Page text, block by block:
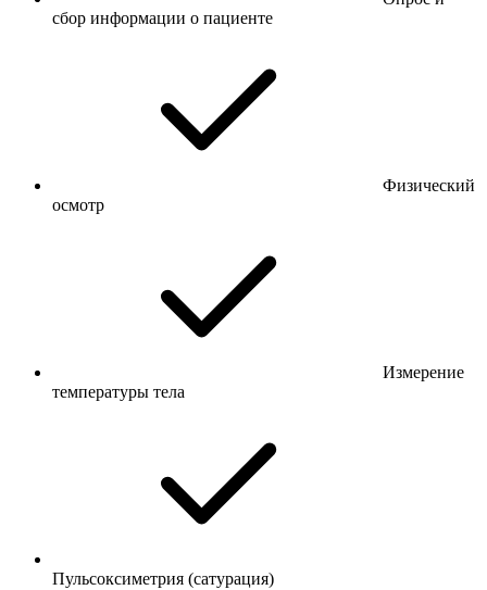
сбор информации о пациенте
Физический
осмотр
Измерение
температуры тела
Пульсоксиметрия (сатурация)